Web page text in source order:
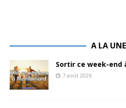
A LA UNE
Sortir ce week-end
7 août 2026